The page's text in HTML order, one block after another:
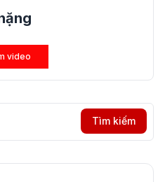
video
Tìm kiếm